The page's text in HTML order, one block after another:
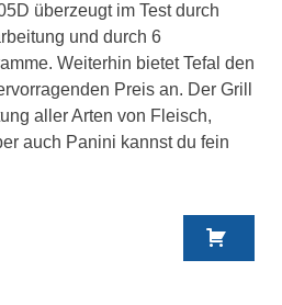
überzeugt im Test durch
und durch 6
Weiterhin bietet Tefal den
Preis an. Der Grill
aller Arten von Fleisch,
auch Panini kannst du fein